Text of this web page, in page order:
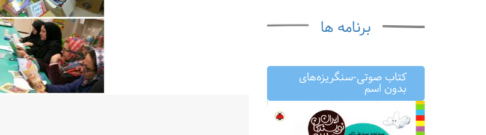
برنامه ها
کتاب صوتی-سنگریزه‌های
بدون اسم